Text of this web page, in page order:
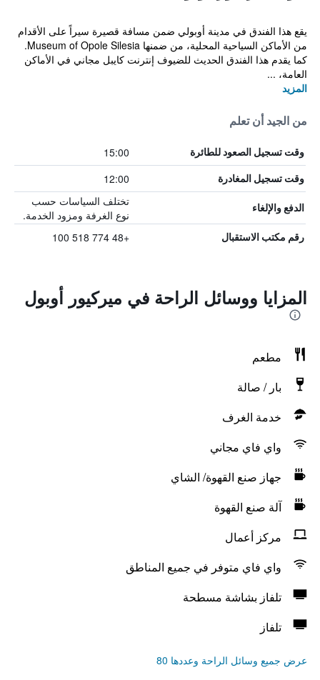
يقع هذا الفندق في مدينة أوبولي ضمن مسافة قصيرة سيراً على الأقدام
من الأماكن السياحية المحلية، من ضمنها Museum of Opole Silesia.
كما يقدم هذا الفندق الحديث للضيوف إنترنت كايبل مجاني في الأماكن
العامة، ...
المزيد
من الجيد أن تعلم
وقت تسجيل الصعود للطائرة 15:00
وقت تسجيل المغادرة 12:00
الدفع والإلغاء
تختلف السياسات حسب
نوع الغرفة ومزود الخدمة.
رقم مكتب الاستقبال +48 774 518 100
المزايا ووسائل الراحة في ميركيور أوبول
مطعم
بار / صالة
خدمة الغرف
واي فاي مجاني
جهاز صنع القهوة/ الشاي
آلة صنع القهوة
مركز أعمال
واي فاي متوفر في جميع المناطق
تلفاز بشاشة مسطحة
تلفاز
عرض جميع وسائل الراحة وعددها 80